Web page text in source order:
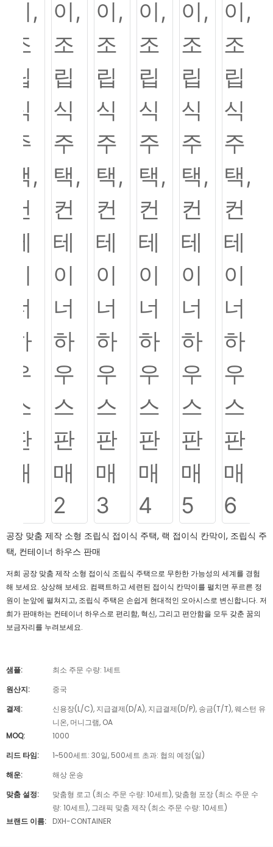
공장 맞춤 제작 소형 조립식 접이식 주택, 랙 접이식 칸막이, 조립식 주
택, 컨테이너 하우스 판매
저희 공장 맞춤 제작 소형 접이식 조립식 주택으로 무한한 가능성의 세계를 경험
해 보세요. 상상해 보세요. 컴팩트하고 세련된 접이식 칸막이를 펼치면 푸르른 정
원이 눈앞에 펼쳐지고, 조립식 주택은 손쉽게 현대적인 오아시스로 변신합니다. 저
희가 판매하는 컨테이너 하우스로 편리함, 혁신, 그리고 편안함을 모두 갖춘 꿈의
보금자리를 누려보세요.
샘플:
최소 주문 수량: 1세트
원산지:
중국
결제:
신용장(L/C), 지급결제(D/A), 지급결제(D/P), 송금(T/T), 웨스턴 유
니온, 머니그램, OA
MOQ:
1000
리드 타임:
1~500세트: 30일, 500세트 초과: 협의 예정(일)
해운:
해상 운송
맞춤 설정:
맞춤형 로고 (최소 주문 수량: 10세트), 맞춤형 포장 (최소 주문 수
량: 10세트), 그래픽 맞춤 제작 (최소 주문 수량: 10세트)
브랜드 이름:
DXH-CONTAINER